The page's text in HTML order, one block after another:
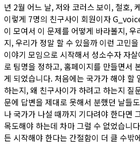
년 2월 어느 날, 저와 코러스 보이, 철호,
이렇게 7명의 친구사이 회원이자
이 모여서 이 문제를 어떻게 바라볼지,
지, 우리가 정말 할 수 있을까 이런 고민
이야기 모임으로 시작해서 성소수자 자
로 팀명을 정하고, 홈페이지를 만들면서
게 되었습니다. 처음에는 국가가 해야 할
하는지, 왜 친구사이가 하려고 하는지 질
문에 답변을 제대로 못해서 분했던 날들
나 국가가 나설 때까지 기다려야 한다면
목도해야 하는데 차마 그럴 수 없었습니
든 시작해야 한다는 간절함이 더 클 수밖